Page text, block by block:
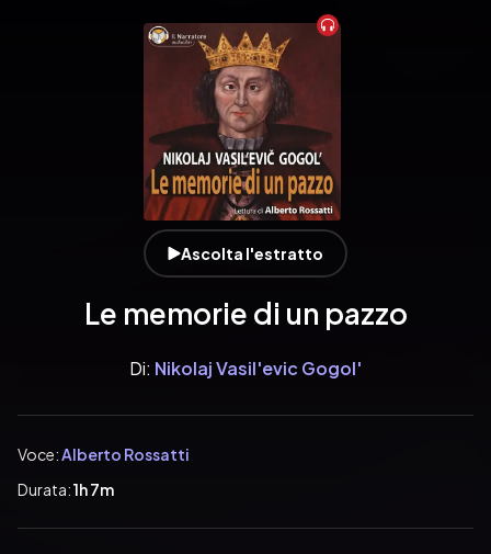
Audiobook
Ascolta l'estratto
Le memorie di un pazzo
Di: Nikolaj Vasil'evic Gogol'
Voce:Alberto Rossatti
Durata:1h 7m